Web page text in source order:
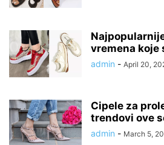
vremena koje
admin - April 20,
Cipele za
trendovi ove
admin - March 5,